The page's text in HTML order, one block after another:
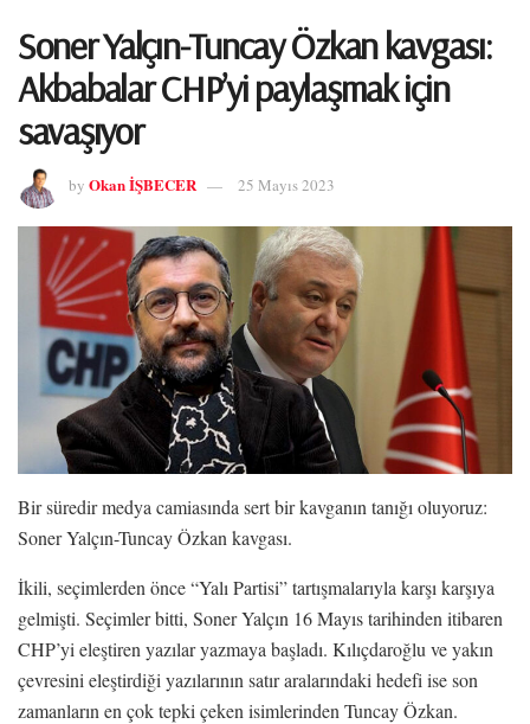
Soner Yalçın-Tuncay Özkan kavgası:
Akbabalar CHP’yi paylaşmak için
savaşıyor
by Okan İŞBECER 25 Mayıs 2023
Bir süredir medya camiasında sert bir kavganın tanığı oluyoruz:
Soner Yalçın-Tuncay Özkan kavgası.
İkili, seçimlerden önce “Yalı Partisi” tartışmalarıyla karşı karşıya
gelmişti. Seçimler bitti, Soner Yalçın 16 Mayıs tarihinden itibaren
CHP’yi eleştiren yazılar yazmaya başladı. Kılıçdaroğlu ve yakın
çevresini eleştirdiği yazılarının satır aralarındaki hedefi ise son
zamanların en çok tepki çeken isimlerinden Tuncay Özkan.